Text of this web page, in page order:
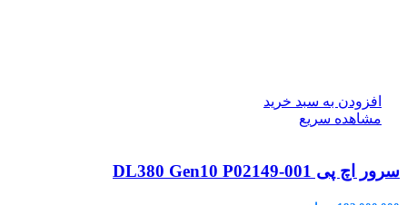
افزودن به سبد خرید
مشاهده سریع
سرور اچ پی DL380 Gen10 P02149-001